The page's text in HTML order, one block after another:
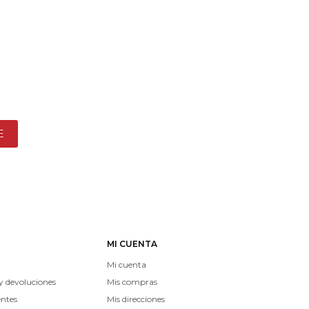
devoluciones
MI CUENTA
Mi cuenta
Mis compras
Mis direcciones